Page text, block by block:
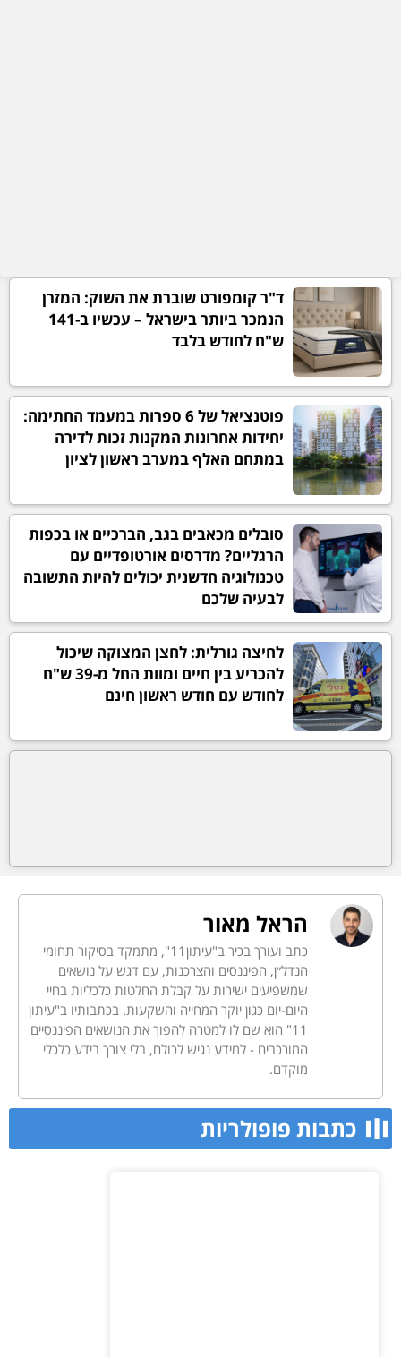
ד"ר קומפורט שוברת את השוק: המזרן
הנמכר ביותר בישראל – עכשיו ב-141
ש"ח לחודש בלבד
פוטנציאל של 6 ספרות במעמד החתימה:
יחידות אחרונות המקנות זכות לדירה
במתחם האלף במערב ראשון לציון
סובלים מכאבים בגב, הברכיים או בכפות
הרגליים? מדרסים אורטופדיים עם
טכנולוגיה חדשנית יכולים להיות התשובה
לבעיה שלכם
לחיצה גורלית: לחצן המצוקה שיכול
להכריע בין חיים ומוות החל מ-39 ש"ח
לחודש עם חודש ראשון חינם
הראל מאור
כתב ועורך בכיר ב"עיתון11", מתמקד בסיקור תחומי
הנדל״ן, הפיננסים והצרכנות, עם דגש על נושאים
שמשפיעים ישירות על קבלת החלטות כלכליות בחיי
היום-יום כגון יוקר המחייה והשקעות. בכתבותיו ב"עיתון
11" הוא שם לו למטרה להפוך את הנושאים הפיננסיים
המורכבים - למידע נגיש לכולם, בלי צורך בידע כלכלי
מוקדם.
כתבות פופולריות​